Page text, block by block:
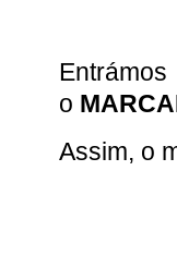
o
Assim, o